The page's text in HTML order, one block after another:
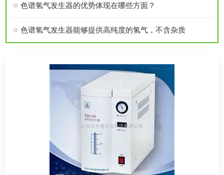
色谱氢气发生器的优势体现在哪些方面？
色谱氢气发生器能够提供高纯度的氢气，不含杂质